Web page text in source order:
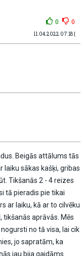
0 0
11.04.2022 07:18 |
Beigās attālums tās
laiku sākas kašķi, gribas
Tikšanās 2 - 4 reizes
tā pieradis pie tikai
ar laiku, kā ar to cilvēku
tikšanās aprāvās. Mēs
no tā visa, lai cik
jo sapratām, ka
jau bija gaidāms